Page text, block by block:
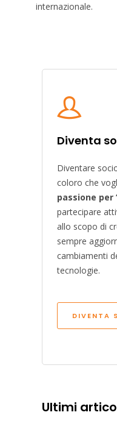
internazionale.
Diventa
Diventare
coloro che
passione per
partecipare
allo scopo di
sempre
cambiamenti
tecnologie.
DIVENTA
Ultimi